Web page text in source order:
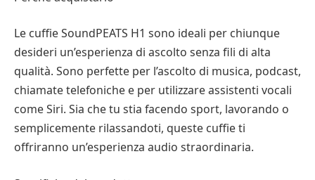
Le cuffie SoundPEATS H1 sono ideali per chiunque
desideri un’esperienza di ascolto senza fili di alta
qualità. Sono perfette per l’ascolto di musica, podcast,
chiamate telefoniche e per utilizzare assistenti vocali
come Siri. Sia che tu stia facendo sport, lavorando o
semplicemente rilassandoti, queste cuffie ti
offriranno un’esperienza audio straordinaria.